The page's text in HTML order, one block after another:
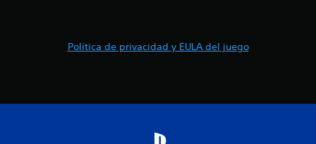
Política de privacidad y EULA del juego